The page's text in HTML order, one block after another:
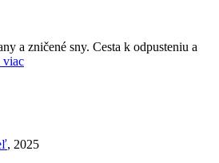
a zničené sny. Cesta k odpusteniu a
, 2025